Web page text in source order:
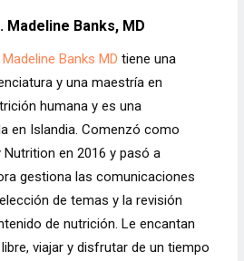
Madeline Banks, MD
Madeline Banks MD tiene una
y una maestría en
humana y es una
en Islandia. Comenzó como
en 2016 y pasó a
gestiona las comunicaciones
de temas y la revisión
de nutrición. Le encantan
viajar y disfrutar de un tiempo